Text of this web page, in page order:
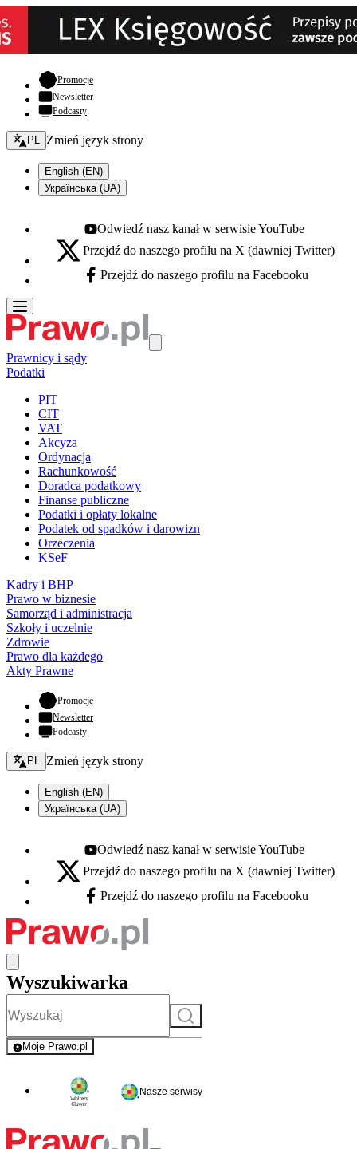
Promocje- otwiera się w nowej karcie
Newsletter
Podcasty
Zmień język - bieżący:
PL Zmień język strony
English (EN)
Українська (UA)
Youtube - otwiera się w nowej karcie
Odwiedź nasz kanał w serwisie YouTube
X - otwiera się w nowej karcie
Przejdź do naszego profilu na X (dawniej Twitter)
Facebook - otwiera się w nowej karcie
Przejdź do naszego profilu na Facebooku
Prawnicy i sądy
Podatki
PIT
CIT
VAT
Akcyza
Ordynacja
Rachunkowość
Doradca podatkowy
Finanse publiczne
Podatki i opłaty lokalne
Podatek od spadków i darowizn
Orzeczenia
KSeF
Kadry i BHP
Prawo w biznesie
Samorząd i administracja
Szkoły i uczelnie
Zdrowie
Prawo dla każdego
Akty Prawne
Promocje- otwiera się w nowej karcie
Newsletter
Podcasty
Zmień język - bieżący:
PL Zmień język strony
English (EN)
Українська (UA)
Youtube - otwiera się w nowej karcie
Odwiedź nasz kanał w serwisie YouTube
X - otwiera się w nowej karcie
Przejdź do naszego profilu na X (dawniej Twitter)
Facebook - otwiera się w nowej karcie
Przejdź do naszego profilu na Facebooku
Wyszukiwarka
Szukaj
Moje Prawo.pl
- rejestracja i logowanie do serwisu
Nasze serwisy